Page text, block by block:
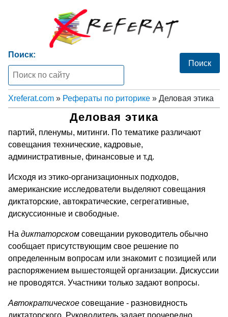
Поиск:
Xreferat.com » Рефераты по риторике » Деловая этика
Деловая этика
партий, пленумы, митинги. По тематике различают
совещания технические, кадровые,
административные, финансовые и т.д.
Исходя из этико-организационных подходов,
американские исследователи выделяют совещания
диктаторские, автократические, сегрегативные,
дискуссионные и свободные.
На диктаторском совещании руководитель обычно
сообщает присутствующим свое решение по
определенным вопросам или знакомит с позицией или
распоряжением вышестоящей организации. Дискуссии
не проводятся. Участники только задают вопросы.
Автократическое совещание - разновидность
диктаторского. Руководитель задает поочередно